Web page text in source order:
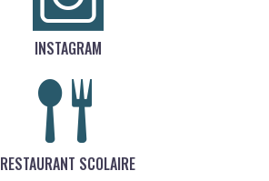
INSTAGRAM
RESTAURANT SCOLAIRE